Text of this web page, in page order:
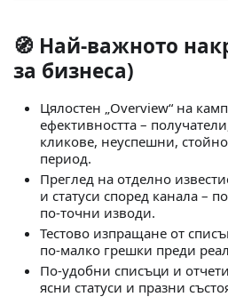
🧭 Най‑важното
за бизнеса)
Цялостен „Overview“ на
ефективността –
кликове, неуспешни,
период.
Преглед на отделно
и статуси според канала –
по‑точни изводи.
Тестово изпращане от
по‑малко грешки преди
По‑удобни списъци и
ясни статуси и празни